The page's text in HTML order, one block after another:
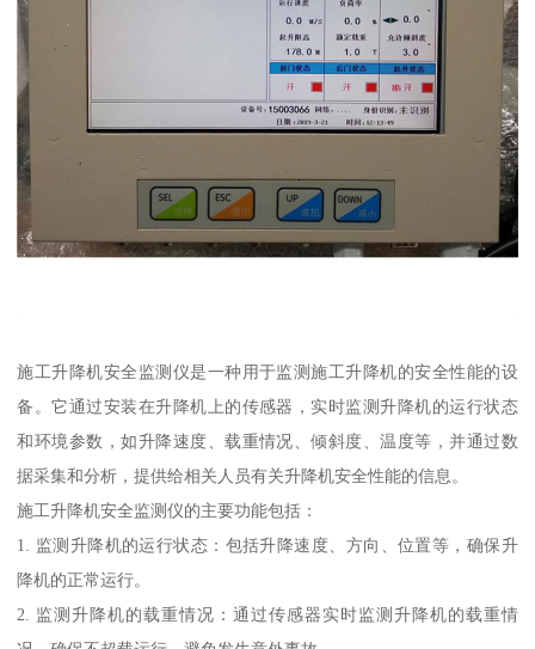
施工升降机安全监测仪是一种用于监测施工升降机的安全性能的设
备。它通过安装在升降机上的传感器，实时监测升降机的运行状态
和环境参数，如升降速度、载重情况、倾斜度、温度等，并通过数
据采集和分析，提供给相关人员有关升降机安全性能的信息。
施工升降机安全监测仪的主要功能包括：
1. 监测升降机的运行状态：包括升降速度、方向、位置等，确保升
降机的正常运行。
2. 监测升降机的载重情况：通过传感器实时监测升降机的载重情